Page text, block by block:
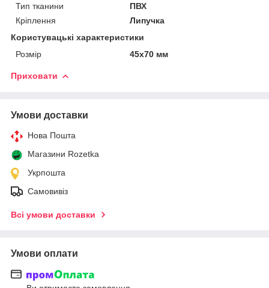
Тип тканини
ПВХ
Кріплення
Липучка
Користувацькі характеристики
Розмір
45х70 мм
Приховати
Умови доставки
Нова Пошта
Магазини Rozetka
Укрпошта
Самовивіз
Всі умови доставки
Умови оплати